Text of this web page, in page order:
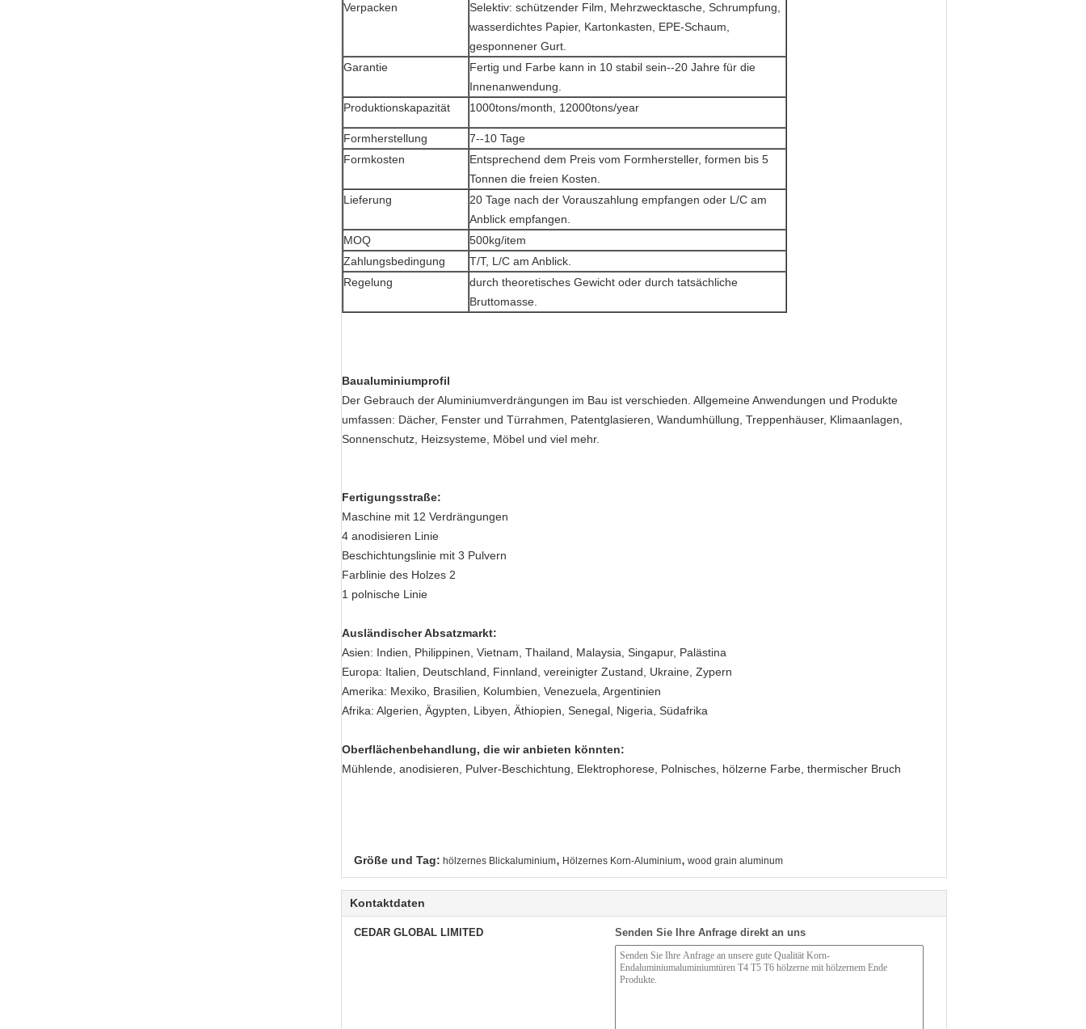
Verpacken
Selektiv: schützender Film, Mehrzwecktasche, Schrumpfung,
wasserdichtes Papier, Kartonkasten, EPE-Schaum,
gesponnener Gurt.
Garantie
Fertig und Farbe kann in 10 stabil sein--20 Jahre für die
Innenanwendung.
Produktionskapazität
1000tons/month, 12000tons/year
Formherstellung
7--10 Tage
Formkosten
Entsprechend dem Preis vom Formhersteller, formen bis 5
Tonnen die freien Kosten.
Lieferung
20 Tage nach der Vorauszahlung empfangen oder L/C am
Anblick empfangen.
MOQ
500kg/item
Zahlungsbedingung
T/T, L/C am Anblick.
Regelung
durch theoretisches Gewicht oder durch tatsächliche
Bruttomasse.
Baualuminiumprofil
Der Gebrauch der Aluminiumverdrängungen im Bau ist verschieden. Allgemeine Anwendungen und Produkte
umfassen: Dächer, Fenster und Türrahmen, Patentglasieren, Wandumhüllung, Treppenhäuser, Klimaanlagen,
Sonnenschutz, Heizsysteme, Möbel und viel mehr.
Fertigungsstraße:
Maschine mit 12 Verdrängungen
4 anodisieren Linie
Beschichtungslinie mit 3 Pulvern
Farblinie des Holzes 2
1 polnische Linie
Ausländischer Absatzmarkt:
Asien: Indien, Philippinen, Vietnam, Thailand, Malaysia, Singapur, Palästina
Europa: Italien, Deutschland, Finnland, vereinigter Zustand, Ukraine, Zypern
Amerika: Mexiko, Brasilien, Kolumbien, Venezuela, Argentinien
Afrika: Algerien, Ägypten, Libyen, Äthiopien, Senegal, Nigeria, Südafrika
Oberflächenbehandlung, die wir anbieten könnten:
Mühlende, anodisieren, Pulver-Beschichtung, Elektrophorese, Polnisches, hölzerne Farbe, thermischer Bruch
Größe und Tag: hölzernes Blickaluminium, Hölzernes Korn-Aluminium, wood grain aluminum
Kontaktdaten
CEDAR GLOBAL LIMITED Senden Sie Ihre Anfrage direkt an uns